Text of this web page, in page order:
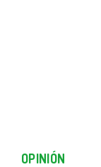
OPINIÓN